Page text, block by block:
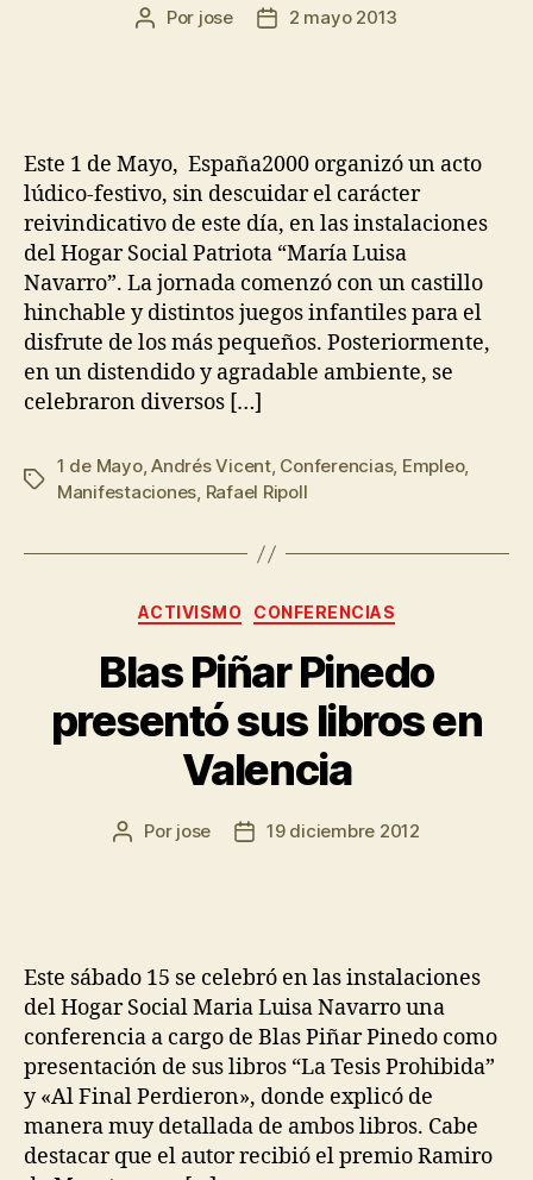
Por jose 2 mayo 2013
Este 1 de Mayo, España2000 organizó un acto
lúdico-festivo, sin descuidar el carácter
reivindicativo de este día, en las instalaciones
del Hogar Social Patriota “María Luisa
Navarro”. La jornada comenzó con un castillo
hinchable y distintos juegos infantiles para el
disfrute de los más pequeños. Posteriormente,
en un distendido y agradable ambiente, se
celebraron diversos […]
1 de Mayo,Andrés Vicent, Conferencias, Empleo,
Manifestaciones, Rafael Ripoll
ACTIVISMO CONFERENCIAS
Blas Piñar Pinedo
presentó sus libros en
Valencia
Por jose 19 diciembre 2012
Este sábado 15 se celebró en las instalaciones
del Hogar Social Maria Luisa Navarro una
conferencia a cargo de Blas Piñar Pinedo como
presentación de sus libros “La Tesis Prohibida”
y «Al Final Perdieron», donde explicó de
manera muy detallada de ambos libros. Cabe
destacar que el autor recibió el premio Ramiro